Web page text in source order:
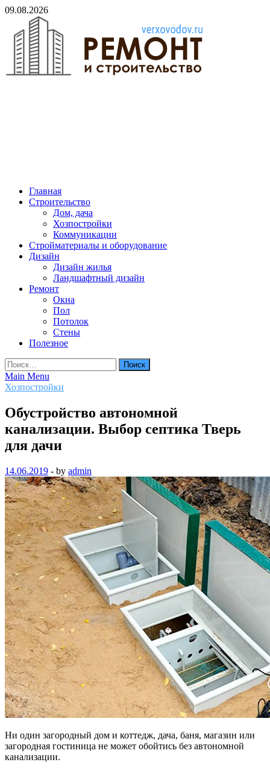
Skip
content
09.08.2026
Главная
Строительство
Дом, дача
Хозпостройки
Коммуникации
Стройматериалы и оборудование
Дизайн
Дизайн жилья
Ландшафтный дизайн
Ремонт
Окна
Пол
Потолок
Стены
Полезное
Найти:
Main Menu
Хозпостройки
Обустройство автономной
канализации. Выбор септика Тверь
для дачи
14.06.2019 - by admin
Ни один загородный дом и коттедж, дача, баня, магазин или
загородная гостиница не может обойтись без автономной
канализации.